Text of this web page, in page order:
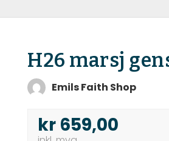
H26 marsj
Emils Faith Shop
kr 659,00